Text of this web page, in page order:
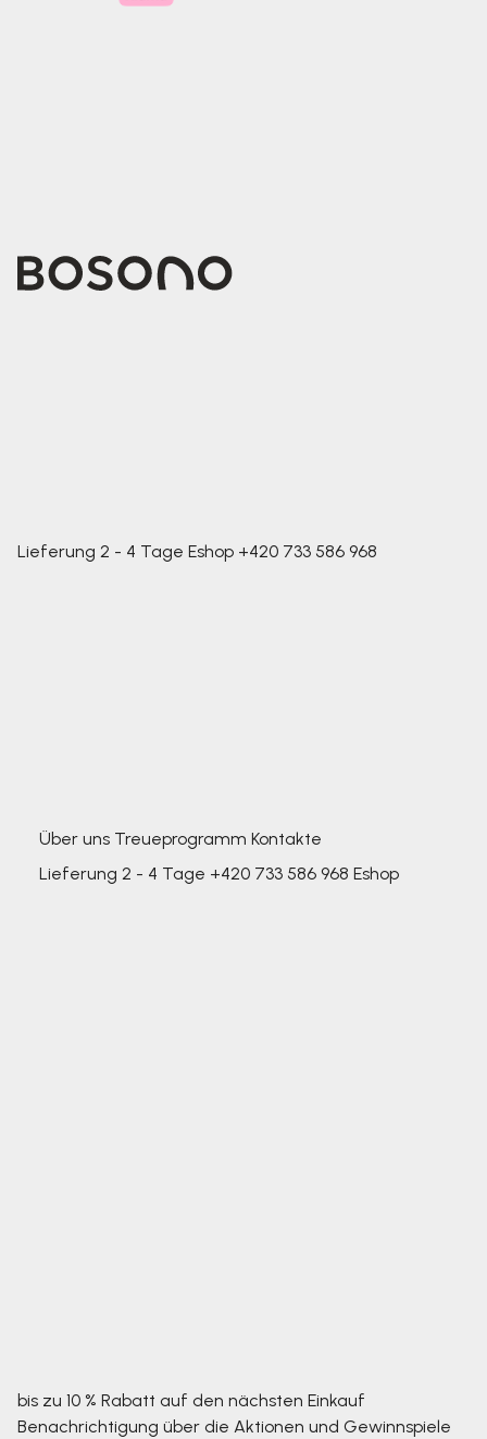
Lieferung 2 - 4 Tage Eshop +420 733 586 968
Über uns Treueprogramm Kontakte
Lieferung 2 - 4 Tage +420 733 586 968 Eshop
bis zu 10 % Rabatt auf den nächsten Einkauf
Benachrichtigung über die Aktionen und Gewinnspiele